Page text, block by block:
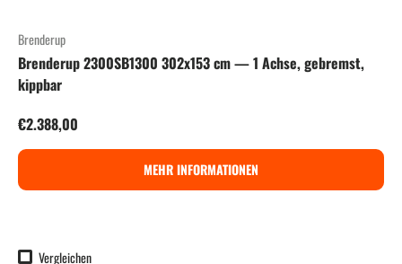
Brenderup
Brenderup 2300SB1300 302x153 cm — 1 Achse, gebremst,
kippbar
Normaler Preis
€2.388,00
MEHR INFORMATIONEN
Vergleichen